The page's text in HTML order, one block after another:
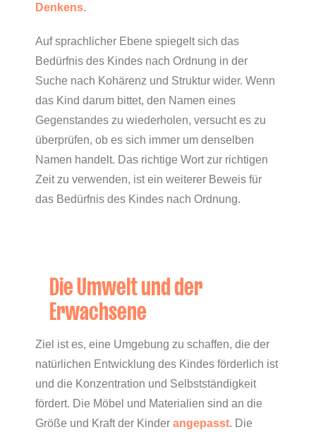
Denkens.
Auf sprachlicher Ebene spiegelt sich das
Bedürfnis des Kindes nach Ordnung in der
Suche nach Kohärenz und Struktur wider. Wenn
das Kind darum bittet, den Namen eines
Gegenstandes zu wiederholen, versucht es zu
überprüfen, ob es sich immer um denselben
Namen handelt. Das richtige Wort zur richtigen
Zeit zu verwenden, ist ein weiterer Beweis für
das Bedürfnis des Kindes nach Ordnung.
Die Umwelt und der
Erwachsene
Ziel ist es, eine Umgebung zu schaffen, die der
natürlichen Entwicklung des Kindes förderlich ist
und die Konzentration und Selbstständigkeit
fördert. Die Möbel und Materialien sind an die
Größe und Kraft der Kinder angepasst. Die